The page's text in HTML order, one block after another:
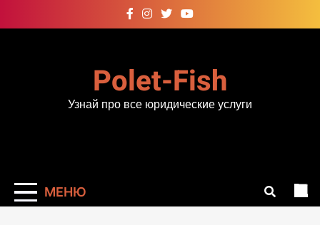
к
Polet-Fish
Узнай про все юридические услуги
МЕНЮ